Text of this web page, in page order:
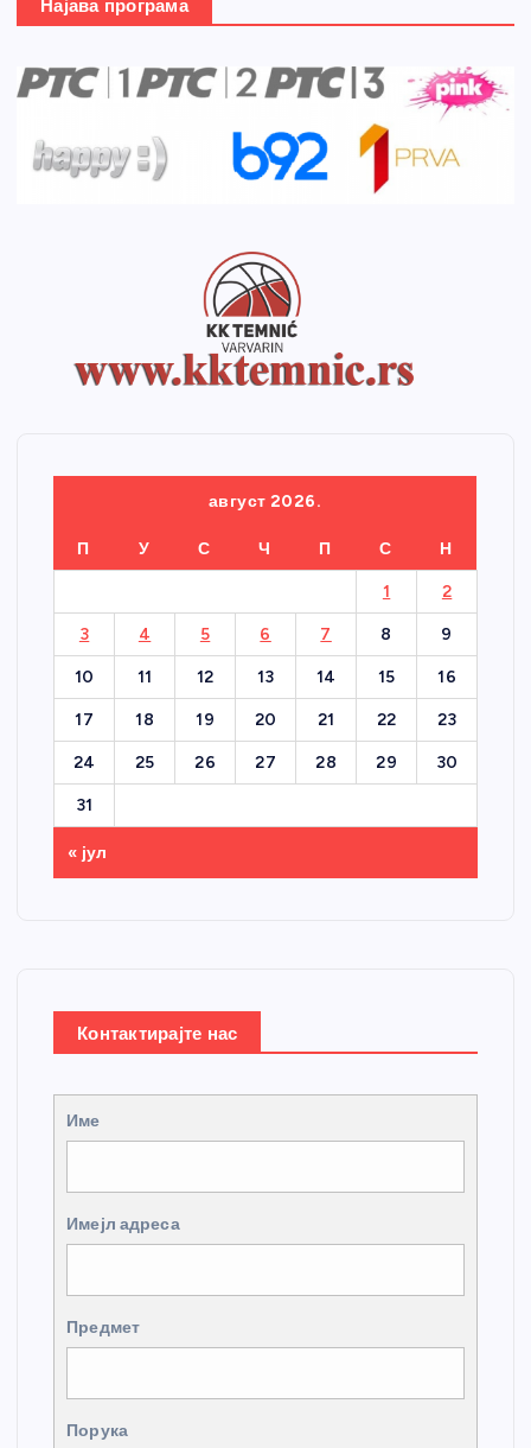
Најава програма
август 2026.
П У С Ч П С Н
1 2
3 4 5 6 7 8 9
10 11 12 13 14 15 16
17 18 19 20 21 22 23
24 25 26 27 28 29 30
31
« јул
Контактирајте нас
Име
Имејл адреса
Предмет
Порука